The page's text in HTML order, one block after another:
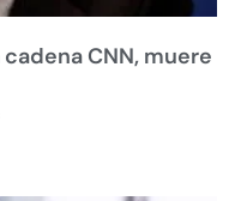
CNN, muere